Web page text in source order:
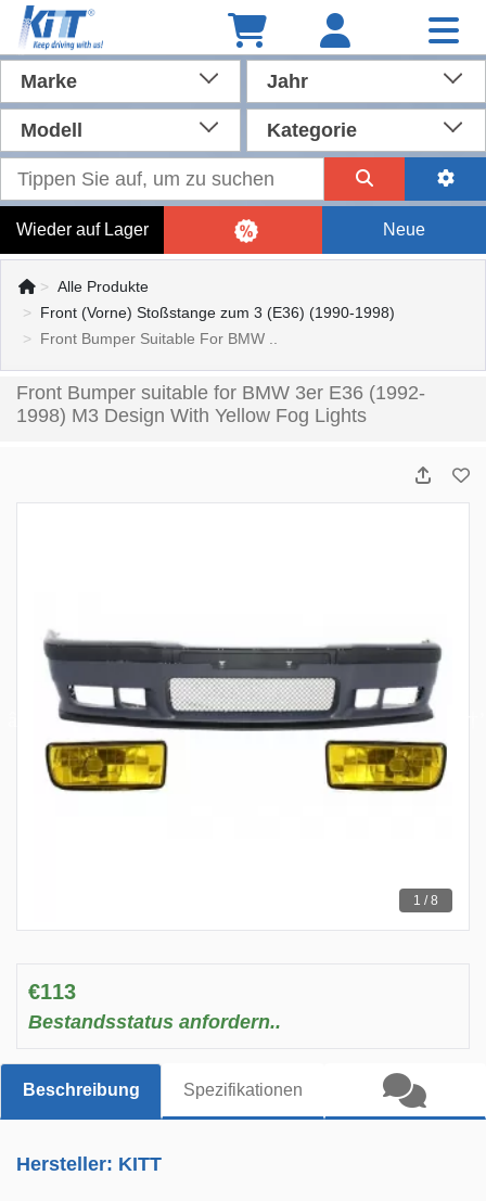
Marke Jahr
Modell Kategorie
Wieder auf Lager Neue
Alle Produkte
Front (Vorne) Stoßstange zum 3 (E36) (1990-1998)
Front Bumper Suitable For BMW ..
Front Bumper suitable for BMW 3er E36 (1992-
1998) M3 Design With Yellow Fog Lights
1 / 8
€113
Bestandsstatus anfordern..
Beschreibung Spezifikationen
Hersteller: KITT